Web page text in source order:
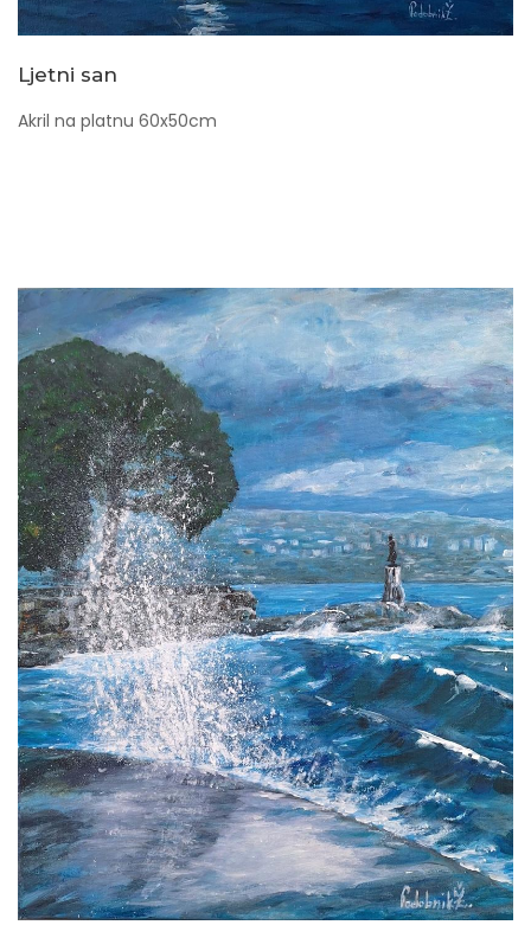
Ljetni san
Akril na platnu 60x50cm